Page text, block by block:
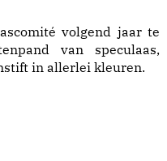
volgend jaar te
van speculaas,
in allerlei kleuren.